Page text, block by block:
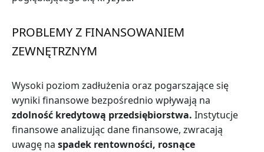
PROBLEMY Z FINANSOWANIEM
ZEWNĘTRZNYM
Wysoki poziom zadłużenia oraz pogarszające się
wyniki finansowe bezpośrednio wpływają na
zdolność kredytową przedsiębiorstwa. Instytucje
finansowe analizując dane finansowe, zwracają
uwagę na spadek rentowności, rosnące